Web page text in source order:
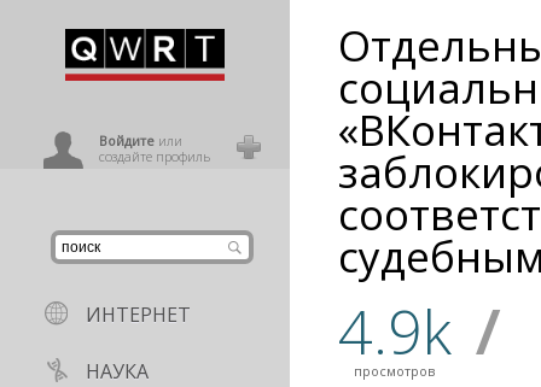
Войдитеили
создайте профиль
ИНТЕРНЕТ
НАУКА 4.9k
просмотров /